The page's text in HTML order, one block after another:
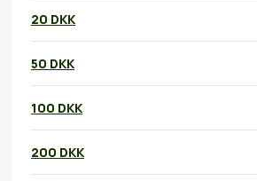
20 DKK
50 DKK
100 DKK
200 DKK